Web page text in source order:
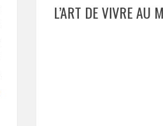
L’ART DE VIVRE AU